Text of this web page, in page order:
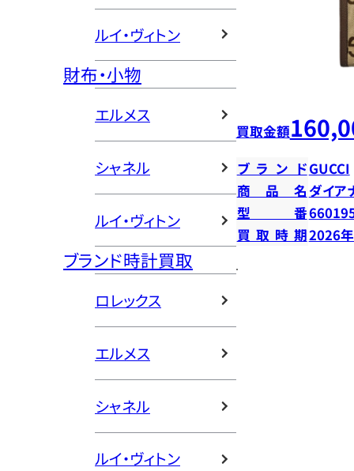
ルイ・ヴィトン
財布・小物
エルメス
シャネル
ルイ・ヴィトン
ブランド時計買取
ロレックス
エルメス
シャネル
ルイ・ヴィトン
買取金額
ブランドGUCCI
商品名ダイア
型番
買取時期2026